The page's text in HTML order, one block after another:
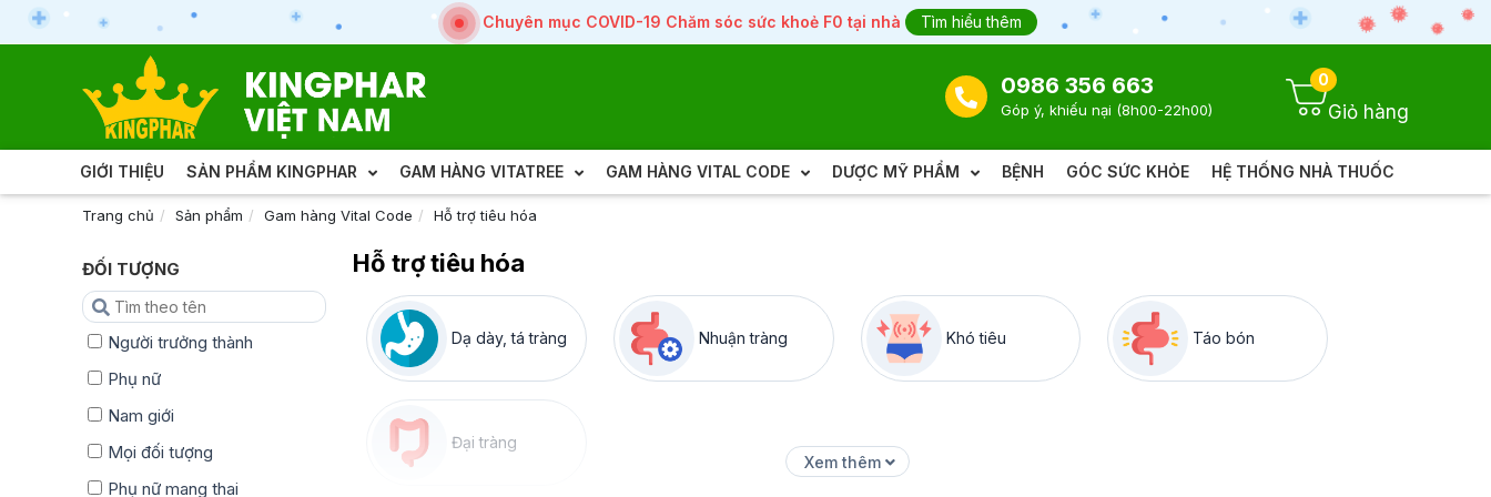
Chuyên mục COVID-19 Chăm sóc sức khoẻ F0 tại nhà Tìm hiểu thêm
Giỏ hàng
0
0986 356 663
Góp ý, khiếu nại (8h00-22h00)
GIỚI THIỆU SẢN PHẨM KINGPHAR GAM HÀNG VITATREE GAM HÀNG VITAL CODE DƯỢC MỸ PHẨM BỆNH GÓC SỨC KHỎE HỆ THỐNG NHÀ THUỐC
Trang chủ Sản phẩm Gam hàng Vital Code Hỗ trợ tiêu hóa
ĐỐI TƯỢNG
Người trưởng thành
Phụ nữ
Nam giới
Mọi đối tượng
Phụ nữ mang thai
Hỗ trợ tiêu hóa
Dạ dày, tá tràng Nhuận tràng Khó tiêu Táo bón
Đại tràng
Xem thêm